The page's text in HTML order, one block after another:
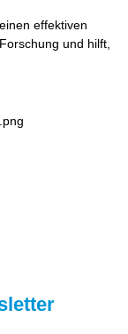
effektiven
und hilft,